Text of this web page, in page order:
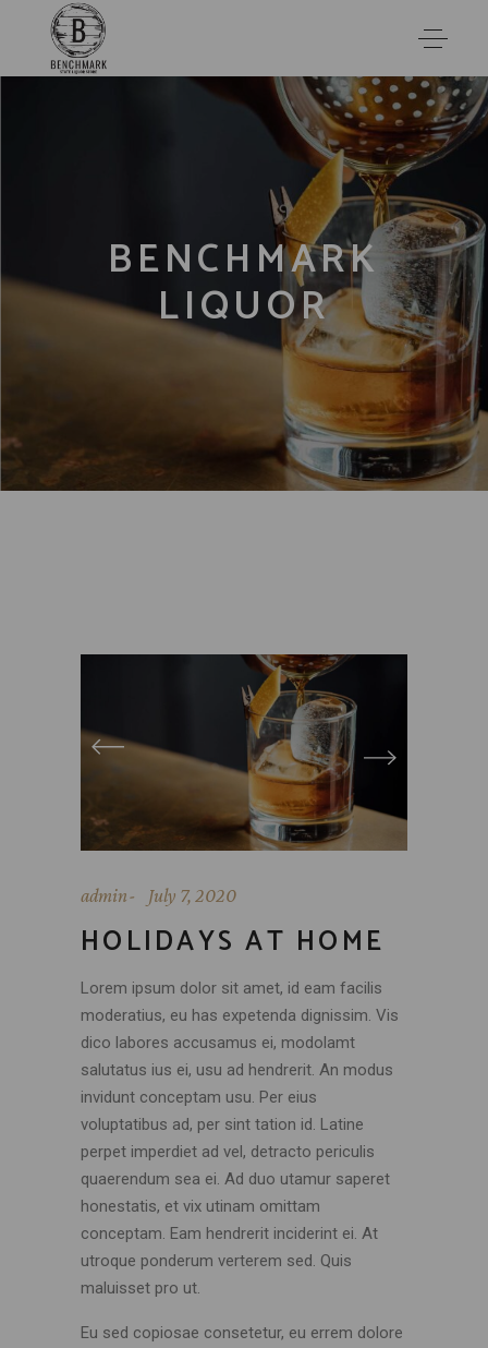
BENCHMARK
LIQUOR
admin July 7, 2020
HOLIDAYS AT HOME
Lorem ipsum dolor sit amet, id eam facilis
moderatius, eu has expetenda dignissim. Vis
dico labores accusamus ei, modolamt
salutatus ius ei, usu ad hendrerit. An modus
invidunt conceptam usu. Per eius
voluptatibus ad, per sint tation id. Latine
perpet imperdiet ad vel, detracto periculis
quaerendum sea ei. Ad duo utamur saperet
honestatis, et vix utinam omittam
conceptam. Eam hendrerit inciderint ei. At
utroque ponderum verterem sed. Quis
maluisset pro ut.
Eu sed copiosae consetetur, eu errem dolore